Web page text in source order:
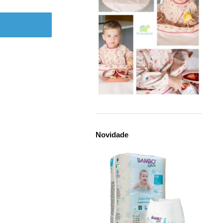
Novidade